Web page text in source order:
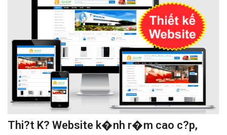
Thi?t K? Website k�nh r�m cao c?p,